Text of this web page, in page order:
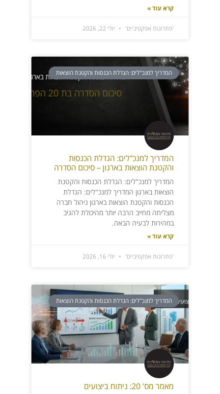
קרא עוד »
'פתרונות אפקטיביים' יולי 22, 2026
המדריך למנכ"לים: הגדלת הכנסות והקטנת הוצאות
המדריך למנכ"לים: הגדלת הכנסות
והקטנת הוצאות בארגון – סיכום הסדרה
המדריך למנכ"לים: הגדלת הכנסות והקטנת
הוצאות בארגון המדריך למנכ"לים: הגדלת
הכנסות והקטנת הוצאות בארגון ניהול חברה
מצליחה מחייב הרבה יותר מהיכולת להגיב
במהירות לבעיה הבאה.
קרא עוד »
'פתרונות אפקטיביים' יולי 16, 2026
המדריך למנכ"לים: הגדלת הכנסות והקטנת הוצאות
מאמר מס' 20: ניתוח ביצועים